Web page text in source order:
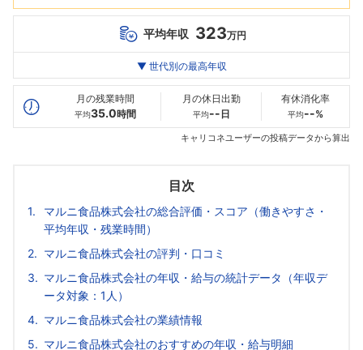
平均年収 323万円
最高年収
20代
323万
30代
--万
--万
▼ 世代別の最高年収
月の残業時間
平均35.0時間
月の休日出勤
平均-- 日
有休消化率
平均--%
キャリコネユーザーの投稿データから算出
目次
マルニ食品株式会社の総合評価・スコア（働きやすさ・
平均年収・残業時間）
マルニ食品株式会社の評判・口コミ
マルニ食品株式会社の年収・給与の統計データ（年収デ
ータ対象：1人）
マルニ食品株式会社の業績情報
マルニ食品株式会社のおすすめの年収・給与明細